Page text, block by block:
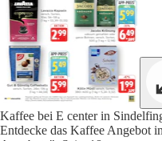
Kaffee bei E center in
Entdecke das Kaffee Angebot